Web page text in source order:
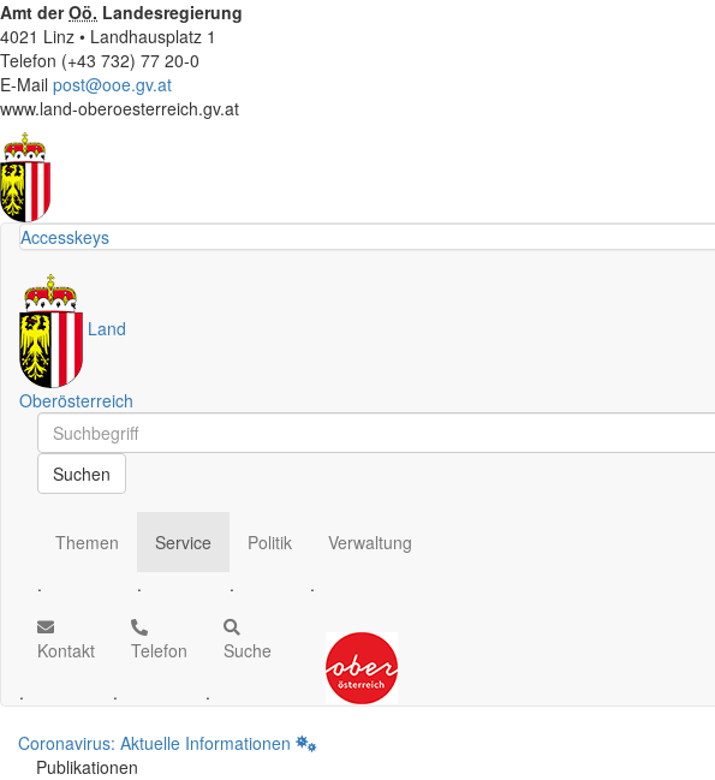
Amt derOö. Landesregierung
4021 Linz • Landhausplatz 1
Telefon (+43 732) 77 20-0
E-Mail post@ooe.gv.at
www.land-oberoesterreich.gv.at
Accesskeys
Land
Oberösterreich
Schnellsuche
Schnellsuche
Suchen
Themen
.
Service
.
Politik
.
Verwaltung
.
Kontakt
.
Telefon
.
Suche
.
Coronavirus: Aktuelle Informationen
Publikationen